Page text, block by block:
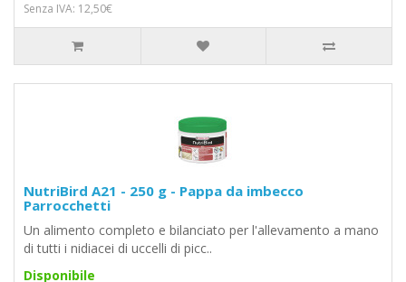
Senza IVA: 12,50€
NutriBird A21 - 250 g - Pappa da imbecco
Parrocchetti
Un alimento completo e bilanciato per l'allevamento a mano
di tutti i nidiacei di uccelli di picc..
Disponibile